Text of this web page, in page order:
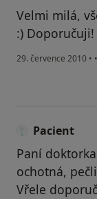
Velmi milá,
:) Doporučuji!
29. července 2010 • •
Pacient
Paní
ochotná,
Vřele